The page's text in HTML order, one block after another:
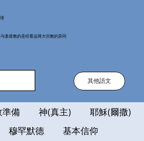
基督教的圣经看这两大宗教的异同
其他語文
準備 神(真主)
耶穌(爾撒)
穆罕默德
基本信仰